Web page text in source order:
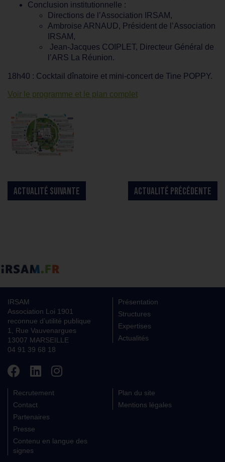
Conclusion institutionnelle :
Directions de l’Association IRSAM,
Ambroise ARNAUD, Président de l’Association
IRSAM,
Jean-Jacques COIPLET, Directeur Général de
l’ARS La Réunion.
18h40 : Cocktail dînatoire et mini-concert de Tine POPPY.
Voir le programme et le plan complet
ACTUALITÉ SUIVANTE ACTUALITÉ PRÉCÉDENTE
IRSAM
Association Loi 1901
reconnue d’utilité publique
1, Rue Vauvenargues
13007 MARSEILLE
04 91 39 68 18
Présentation
Structures
Expertises
Actualités
Recrutement
Contact
Partenaires
Presse
Contenu en langue des
signes
Plan du site
Mentions légales